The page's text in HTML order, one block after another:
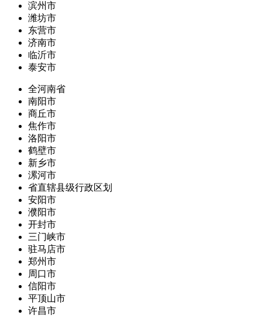
滨州市
潍坊市
东营市
济南市
临沂市
泰安市
全河南省
南阳市
商丘市
焦作市
洛阳市
鹤壁市
新乡市
漯河市
省直辖县级行政区划
安阳市
濮阳市
开封市
三门峡市
驻马店市
郑州市
周口市
信阳市
平顶山市
许昌市